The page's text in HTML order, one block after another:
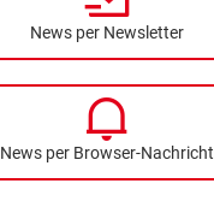
News per Newsletter
News per Browser-Nachricht